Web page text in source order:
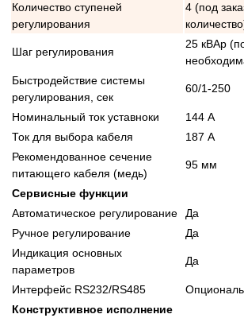
Количество ступеней
регулирования
4 (под
Шаг регулирования
25 кВАр
Быстродействие системы
регулирования, сек
60/1-250
Номинальный ток уставноки
144 А
Ток для выбора кабеля
187 А
Рекомендованное сечение
питающего кабеля (медь)
95 мм
Сервисные функции
Автоматическое регулирование
Да
Ручное регулирование
Да
Индикация основных
параметров
Да
Интерфейс RS232/RS485
Конструктивное исполнение